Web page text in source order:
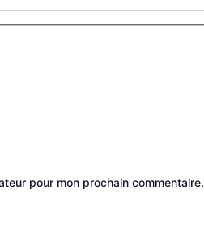
pour mon prochain commentaire.